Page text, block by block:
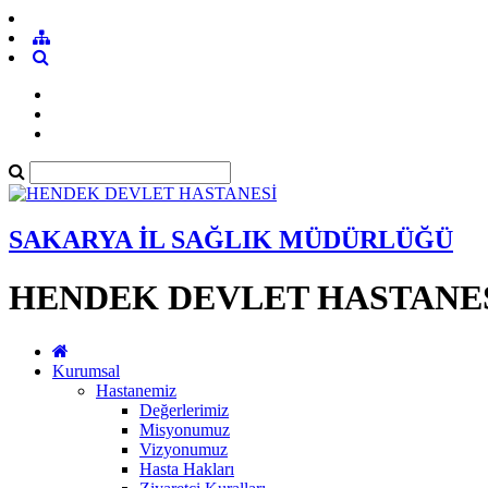
SAKARYA İL SAĞLIK MÜDÜRLÜĞÜ
HENDEK DEVLET
Kurumsal
Hastanemiz
Değerlerimiz
Misyonumuz
Vizyonumuz
Hasta Hakları